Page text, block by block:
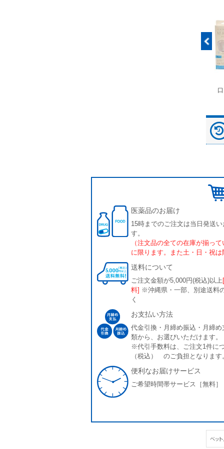
医薬品のお届け
15時までのご注文は当日発送
す。
（注文品の全ての在庫が揃っ
に限ります。また土・日・祝は
送料について
ご注文金額が5,000円(税込)以上
料] ※沖縄県・一部、別途送料
く
お支払い方法
代金引換・月締め振込・月締め
類から、お選びいただけます。
※代引手数料は、ご注文1件に
（税込） のご負担となります
便利なお届けサービス
ご希望時間帯サービス［無料］